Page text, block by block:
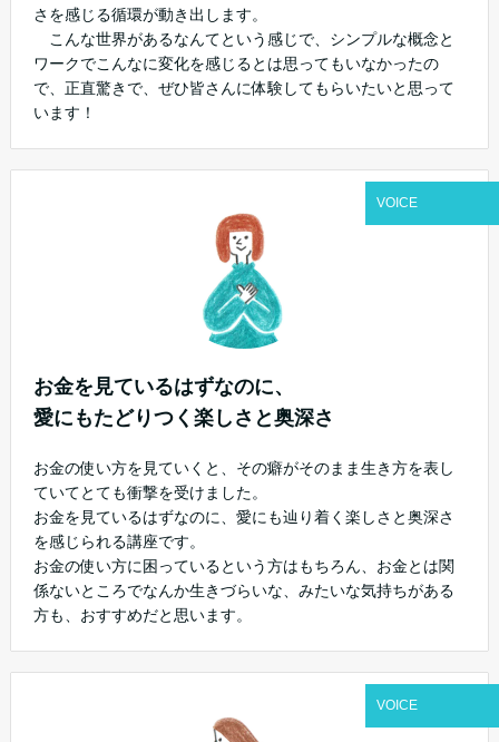
さを感じる循環が動き出します。
こんな世界があるなんてという感じで、シンプルな概念と
ワークでこんなに変化を感じるとは思ってもいなかったの
で、正直驚きで、ぜひ皆さんに体験してもらいたいと思って
います！
お金を見ているはずなのに、
愛にもたどりつく楽しさと奥深さ
お金の使い方を見ていくと、その癖がそのまま生き方を表し
ていてとても衝撃を受けました。
お金を見ているはずなのに、愛にも辿り着く楽しさと奥深さ
を感じられる講座です。
お金の使い方に困っているという方はもちろん、お金とは関
係ないところでなんか生きづらいな、みたいな気持ちがある
方も、おすすめだと思います。
VOICE
VOICE